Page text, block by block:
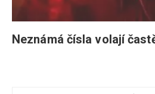
Neznámá čísla volají